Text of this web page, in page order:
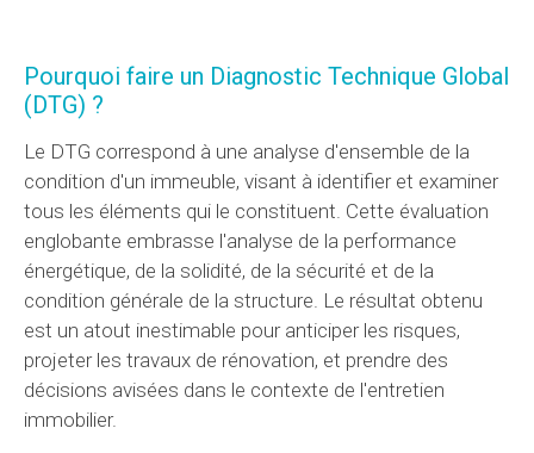
Pourquoi faire un Diagnostic Technique Global
(DTG) ?
Le DTG correspond à une analyse d'ensemble de la
condition d'un immeuble, visant à identifier et examiner
tous les éléments qui le constituent. Cette évaluation
englobante embrasse l'analyse de la performance
énergétique, de la solidité, de la sécurité et de la
condition générale de la structure. Le résultat obtenu
est un atout inestimable pour anticiper les risques,
projeter les travaux de rénovation, et prendre des
décisions avisées dans le contexte de l'entretien
immobilier.